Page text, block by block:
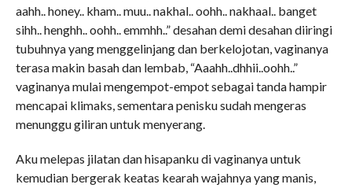
aahh.. honey.. kham.. muu.. nakhal.. oohh.. nakhaal.. banget
sihh.. henghh.. oohh.. emmhh..” desahan demi desahan diiringi
tubuhnya yang menggelinjang dan berkelojotan, vaginanya
terasa makin basah dan lembab, “Aaahh..dhhii..oohh..”
vaginanya mulai mengempot-empot sebagai tanda hampir
mencapai klimaks, sementara penisku sudah mengeras
menunggu giliran untuk menyerang.
Aku melepas jilatan dan hisapanku di vaginanya untuk
kemudian bergerak keatas kearah wajahnya yang manis,